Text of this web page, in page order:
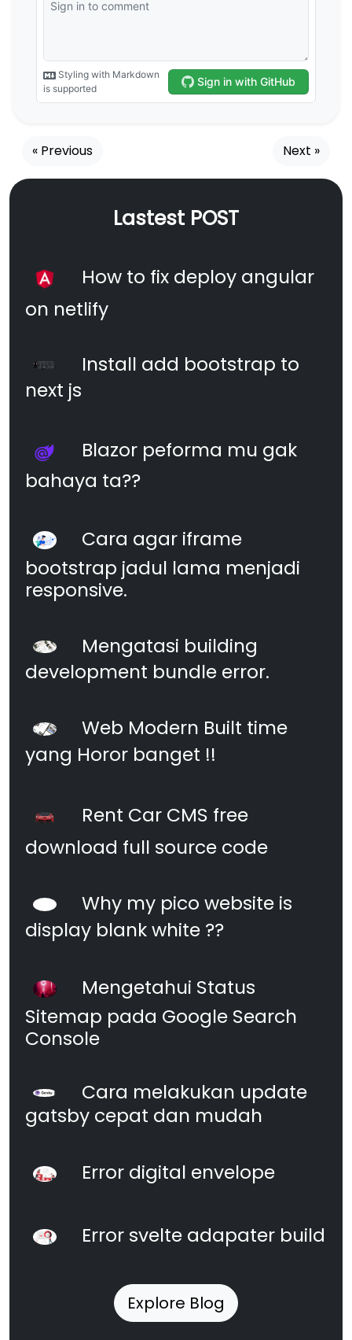
« Previous Next »
Lastest POST
How to fix deploy angular
on netlify
Install add bootstrap to
next js
Blazor peforma mu gak
bahaya ta??
Cara agar iframe
bootstrap jadul lama menjadi
responsive.
Mengatasi building
development bundle error.
Web Modern Built time
yang Horor banget !!
Rent Car CMS free
download full source code
Why my pico website is
display blank white ??
Mengetahui Status
Sitemap pada Google Search
Console
Cara melakukan update
gatsby cepat dan mudah
Error digital envelope
Error svelte adapater build
Explore Blog